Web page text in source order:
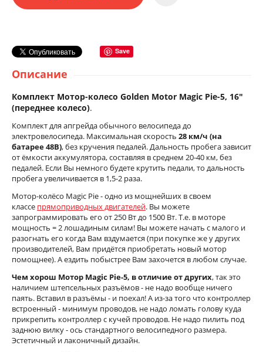
Save
Описание
Комплект Мотор-колесо Golden Motor Magic Pie-5, 16"
(переднее колесо).
Комплект для апгрейда обычного велосипеда до
электровелосипеда. Максимальная скорость 28 км/ч (на
батарее 48В), без кручения педалей. Дальность пробега зависит
от ёмкости аккумулятора, составляя в среднем 20-40 км, без
педалей. Если Вы немного будете крутить педали, то дальность
пробега увеличивается в 1,5-2 раза.
Мотор-колёсо Magic Pie - одно из мощнейших в своем
классе прямоприводных двигателей. Вы можете
запрограммировать его от 250 Вт до 1500 Вт. Т.е. в моторе
мощность = 2 лошадиным силам! Вы можете начать с малого и
разогнать его когда Вам вздумается (при покупке же у других
производителей, Вам придётся приобретать новый мотор
помощнее). А ездить побыстрее Вам захочется в любом случае.
Чем хорош Мотор Magic Pie-5, в отличие от других, так это
наличием штепсельных разъёмов - не надо вообще ничего
паять. Вставил в разъёмы - и поехал! А из-за того что контроллер
встроенный - минимум проводов, не надо ломать голову куда
прикрепить контроллер с кучей проводов. Не надо пилить под
заднюю вилку - ось стандартного велосипедного размера.
Эстетичный и лаконичный дизайн.